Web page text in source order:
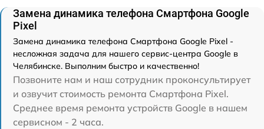
Замена динамика телефона Смартфона Google
Pixel
Замена динамика телефона Смартфона Google Pixel -
несложная задача для нашего сервис-центра Google в
Челябинске. Выполним быстро и качественно!
Позвоните нам и наш сотрудник проконсультирует
и озвучит стоимость ремонта Смартфона Pixel.
Среднее время ремонта устройств Google в нашем
сервисном - 2 часа.